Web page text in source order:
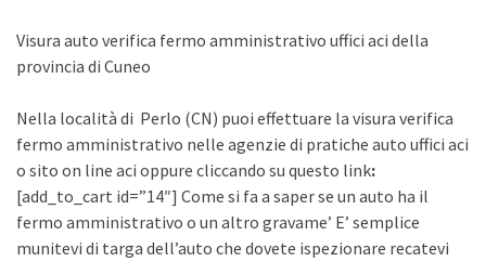
Visura auto verifica fermo amministrativo uffici aci della
provincia di Cuneo
Nella località di Perlo (CN) puoi effettuare la visura verifica
fermo amministrativo nelle agenzie di pratiche auto uffici aci
o sito on line aci oppure cliccando su questo link:
[add_to_cart id=”14″] Come si fa a saper se un auto ha il
fermo amministrativo o un altro gravame’ E’ semplice
munitevi di targa dell’auto che dovete ispezionare recatevi